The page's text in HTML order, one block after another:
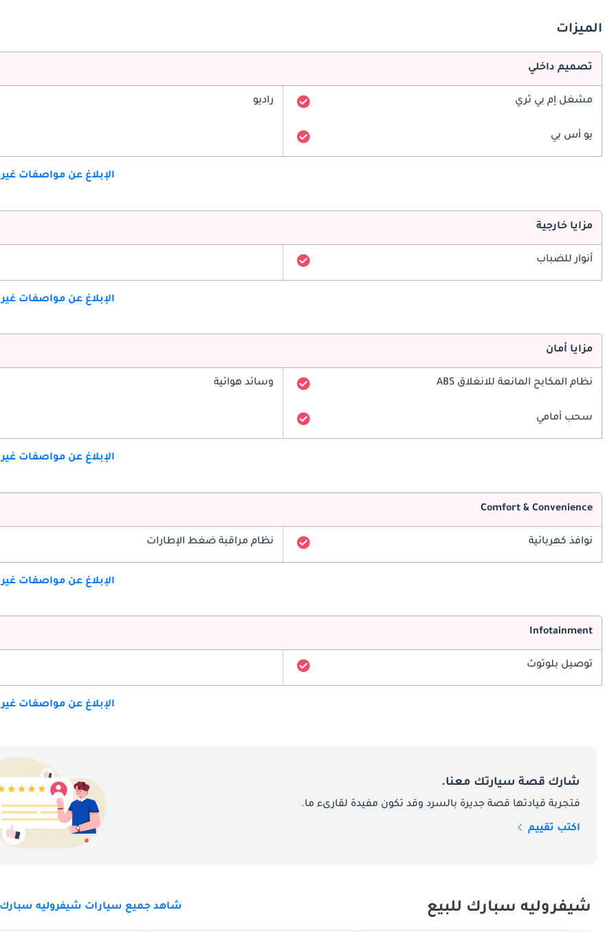
الميزات
تصميم داخلي
مشغل إم بي ثري راديو
يو أس بي
الإبلاغ عن مواصفات
مزايا خارجية
أنوار للضباب
الإبلاغ عن مواصفات
مزايا أمان
نظام المكابح المانعة للانغلاق ABS وسائد هوائية
سحب أمامي
الإبلاغ عن مواصفات
Comfort & Convenience
نوافذ كهربائية نظام مراقبة ضغط الإطارات
الإبلاغ عن مواصفات
Infotainment
توصيل بلوتوث
الإبلاغ عن مواصفات
شارك قصة سيارتك معنا.
فتجربة قيادتها قصة جديرة بالسرد وقد تكون مفيدة لقارىء ما.
اكتب تقييم
شيفروليه سبارك للبيع شاهد جميع سيارات شيفروليه سبارك